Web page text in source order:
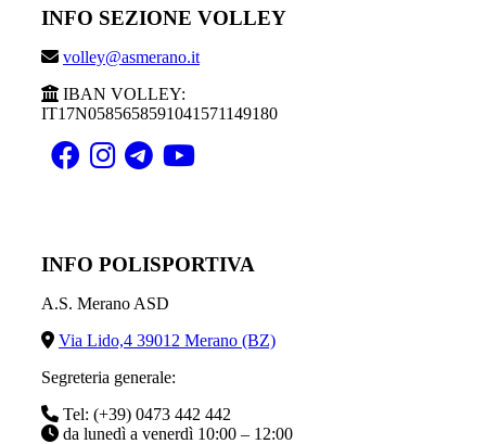
INFO SEZIONE VOLLEY
volley@asmerano.it
IBAN VOLLEY:
IT17N0585658591041571149180
INFO POLISPORTIVA
A.S. Merano ASD
Via Lido,4 39012 Merano (BZ)
Segreteria generale:
Tel: (+39) 0473 442 442
da lunedì a venerdì 10:00 – 12:00